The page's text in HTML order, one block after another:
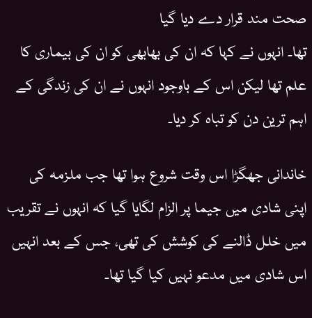
صحت مند قرار دے دیا گیا
تھا۔ انہوں نے کہا کہ ان کی بھابھی کو ان کی بیماری کا
علم تھا لیکن اس کے باوجود انہوں نے ان کی زندگی کے
اہم ترین دن کو تباہ کر دیا۔
خاندانی جھگڑا اس وقت شروع ہوا تھا جب ملزمہ کی
اپنی شادی میں جیما پر الزام لگایا گیا کہ انہوں نے تقریب
میں خلل ڈالنے کی کوشش کی تھی، جس کے بعد انہیں
اس شادی میں مدعو نہیں کیا گیا تھا۔